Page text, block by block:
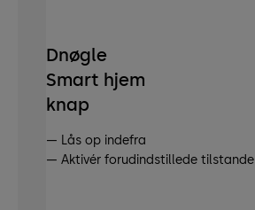
Dnøgle
Smart hjem
knap
— Lås op indefra
— Aktivér forudindstillede tilstande